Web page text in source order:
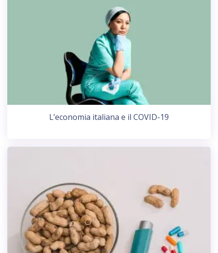
L’economia italiana e il COVID-19